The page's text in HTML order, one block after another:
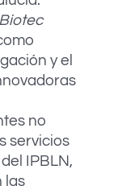
y el
no
servicios
IPBLN,
las